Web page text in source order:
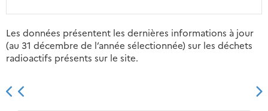
Les données présentent les dernières informations à jour
(au 31 décembre de l’année sélectionnée) sur les déchets
radioactifs présents sur le site.